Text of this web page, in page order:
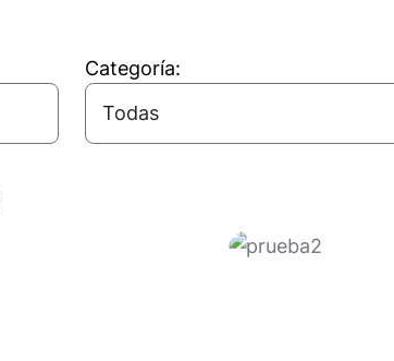
Categoría: